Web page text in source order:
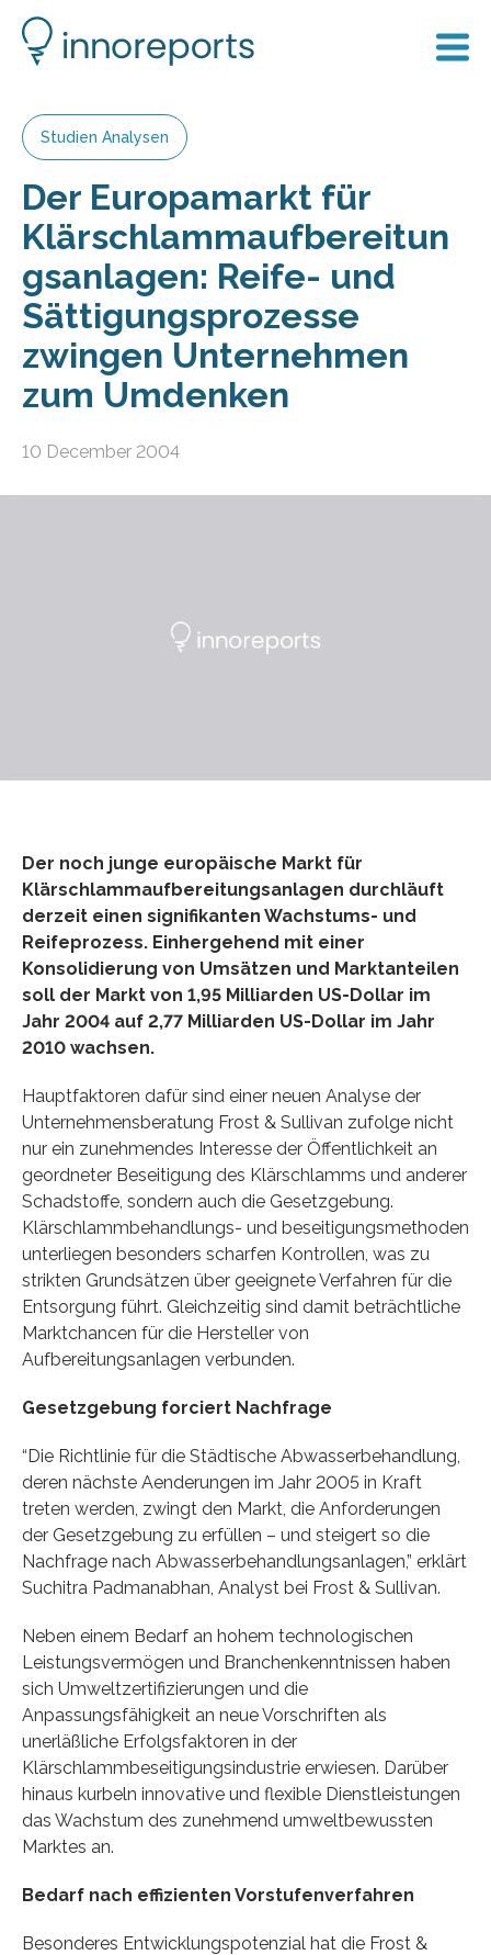
Studien Analysen
Der Europamarkt für
Klärschlammaufbereitun
gsanlagen: Reife- und
Sättigungsprozesse
zwingen Unternehmen
zum Umdenken
10 December 2004
Der noch junge europäische Markt für
Klärschlammaufbereitungsanlagen durchläuft
derzeit einen signifikanten Wachstums- und
Reifeprozess. Einhergehend mit einer
Konsolidierung von Umsätzen und Marktanteilen
soll der Markt von 1,95 Milliarden US-Dollar im
Jahr 2004 auf 2,77 Milliarden US-Dollar im Jahr
2010 wachsen.
Hauptfaktoren dafür sind einer neuen Analyse der
Unternehmensberatung Frost & Sullivan zufolge nicht
nur ein zunehmendes Interesse der Öffentlichkeit an
geordneter Beseitigung des Klärschlamms und anderer
Schadstoffe, sondern auch die Gesetzgebung.
Klärschlammbehandlungs- und beseitigungsmethoden
unterliegen besonders scharfen Kontrollen, was zu
strikten Grundsätzen über geeignete Verfahren für die
Entsorgung führt. Gleichzeitig sind damit beträchtliche
Marktchancen für die Hersteller von
Aufbereitungsanlagen verbunden.
Gesetzgebung forciert Nachfrage
“Die Richtlinie für die Städtische Abwasserbehandlung,
deren nächste Aenderungen im Jahr 2005 in Kraft
treten werden, zwingt den Markt, die Anforderungen
der Gesetzgebung zu erfüllen – und steigert so die
Nachfrage nach Abwasserbehandlungsanlagen,” erklärt
Suchitra Padmanabhan, Analyst bei Frost & Sullivan.
Neben einem Bedarf an hohem technologischen
Leistungsvermögen und Branchenkenntnissen haben
sich Umweltzertifizierungen und die
Anpassungsfähigkeit an neue Vorschriften als
unerläßliche Erfolgsfaktoren in der
Klärschlammbeseitigungsindustrie erwiesen. Darüber
hinaus kurbeln innovative und flexible Dienstleistungen
das Wachstum des zunehmend umweltbewussten
Marktes an.
Bedarf nach effizienten Vorstufenverfahren
Besonderes Entwicklungspotenzial hat die Frost &